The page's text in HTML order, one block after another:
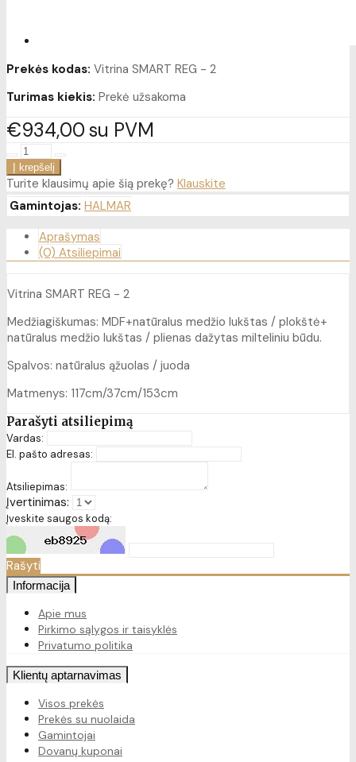
Prekės kodas: Vitrina SMART REG - 2
Turimas kiekis: Prekė užsakoma
€93400su PVM
Turite klausimų apie šią prekę? Klauskite
Gamintojas: HALMAR
Aprašymas
(0) Atsiliepimai
Vitrina SMART REG - 2
Medžiagiškumas: MDF+natūralus medžio lukštas / plokštė+
natūralus medžio lukštas / plienas dažytas milteliniu būdu.
Spalvos: natūralus ąžuolas / juoda
Matmenys: 117cm/37cm/153cm
Parašyti atsiliepimą
Vardas:
El. pašto adresas:
Atsiliepimas:
Įvertinimas:
Įveskite saugos kodą:
Rašyti
Informacija
Apie mus
Pirkimo sąlygos ir taisyklės
Privatumo politika
Klientų aptarnavimas
Visos prekės
Prekės su nuolaida
Gamintojai
Dovanų kuponai